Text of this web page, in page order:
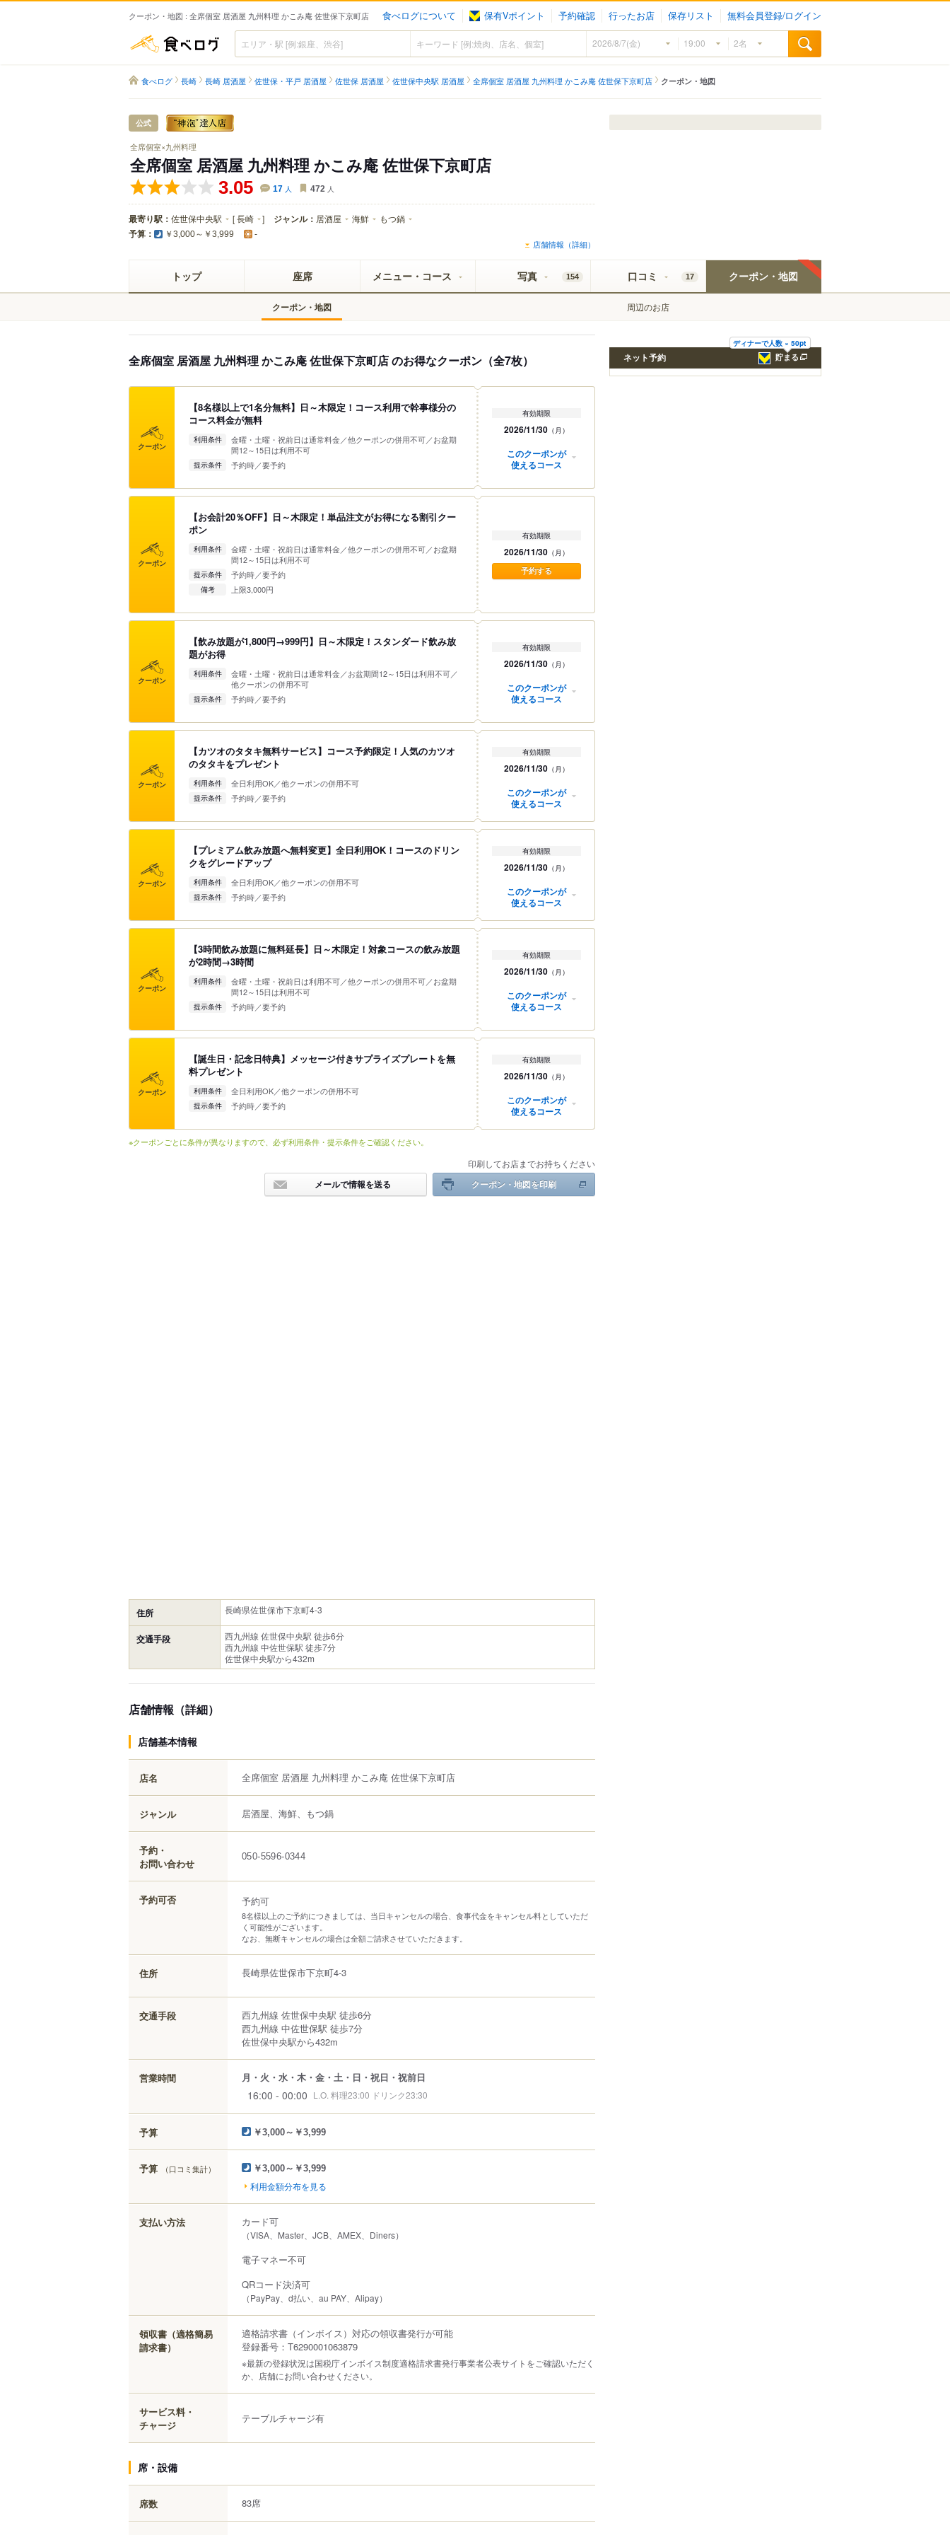
クーポン・地図 : 全席個室 居酒屋 九州料理 かこみ庵 佐世保下京町店 食べログについて 保有Vポイント 予約確認 行ったお店 保存リスト 無料会員登録/ログイン
食べログ
食べログ 長崎 長崎 居酒屋 佐世保・平戸 居酒屋 佐世保 居酒屋 佐世保中央駅 居酒屋 全席個室 居酒屋 九州料理 かこみ庵 佐世保下京町店 クーポン・地図
公式
全席個室×九州料理
全席個室 居酒屋 九州料理 かこみ庵 佐世保下京町店
3.05 17 人 472 人
最寄り駅： 佐世保中央駅 [長崎 ] ジャンル： 居酒屋 海鮮 もつ鍋
予算： ￥3,000～￥3,999 -
店舗情報（詳細）
トップ 座席 メニュー・コース 写真 154 口コミ 17 クーポン・地図
クーポン・地図 周辺のお店
全席個室 居酒屋 九州料理 かこみ庵 佐世保下京町店 のお得なクーポン（全7枚）
クーポン
【8名様以上で1名分無料】日～木限定！コース利用で幹事様分の
コース料金が無料
利用条件
金曜・土曜・祝前日は通常料金／他クーポンの併用不可／お盆期
間12～15日は利用不可
提示条件 予約時／要予約
有効期限
2026/11/30 （月）
このクーポンが
使えるコース
クーポン
【お会計20％OFF】日～木限定！単品注文がお得になる割引クー
ポン
利用条件
金曜・土曜・祝前日は通常料金／他クーポンの併用不可／お盆期
間12～15日は利用不可
提示条件 予約時／要予約
備考 上限3,000円
有効期限
2026/11/30 （月）
予約する
クーポン
【飲み放題が1,800円→999円】日～木限定！スタンダード飲み放
題がお得
利用条件
金曜・土曜・祝前日は通常料金／お盆期間12～15日は利用不可／
他クーポンの併用不可
提示条件 予約時／要予約
有効期限
2026/11/30 （月）
このクーポンが
使えるコース
クーポン
【カツオのタタキ無料サービス】コース予約限定！人気のカツオ
のタタキをプレゼント
利用条件 全日利用OK／他クーポンの併用不可
提示条件 予約時／要予約
有効期限
2026/11/30 （月）
このクーポンが
使えるコース
クーポン
【プレミアム飲み放題へ無料変更】全日利用OK！コースのドリン
クをグレードアップ
利用条件 全日利用OK／他クーポンの併用不可
提示条件 予約時／要予約
有効期限
2026/11/30 （月）
このクーポンが
使えるコース
クーポン
【3時間飲み放題に無料延長】日～木限定！対象コースの飲み放題
が2時間→3時間
利用条件
金曜・土曜・祝前日は利用不可／他クーポンの併用不可／お盆期
間12～15日は利用不可
提示条件 予約時／要予約
有効期限
2026/11/30 （月）
このクーポンが
使えるコース
クーポン
【誕生日・記念日特典】メッセージ付きサプライズプレートを無
料プレゼント
利用条件 全日利用OK／他クーポンの併用不可
提示条件 予約時／要予約
有効期限
2026/11/30 （月）
このクーポンが
使えるコース
※クーポンごとに条件が異なりますので、必ず利用条件・提示条件をご確認ください。
印刷してお店までお持ちください
メールで情報を送る クーポン・地図を印刷
住所 長崎県佐世保市下京町4-3
交通手段
西九州線 佐世保中央駅 徒歩6分
西九州線 中佐世保駅 徒歩7分
佐世保中央駅から432m
店舗情報（詳細）
店舗基本情報
店名 全席個室 居酒屋 九州料理 かこみ庵 佐世保下京町店
ジャンル 居酒屋、海鮮、もつ鍋
予約・
お問い合わせ
050-5596-0344
予約可否 予約可
8名様以上のご予約につきましては、当日キャンセルの場合、食事代金をキャンセル料としていただ
く可能性がございます。
なお、無断キャンセルの場合は全額ご請求させていただきます。
住所 長崎県佐世保市下京町4-3
交通手段
西九州線 佐世保中央駅 徒歩6分
西九州線 中佐世保駅 徒歩7分
佐世保中央駅から432m
営業時間 月・火・水・木・金・土・日・祝日・祝前日
16:00 - 00:00 L.O. 料理23:00 ドリンク23:30
予算 ￥3,000～￥3,999
予算 （口コミ集計） ￥3,000～￥3,999
利用金額分布を見る
支払い方法 カード可
（VISA、Master、JCB、AMEX、Diners）
電子マネー不可
QRコード決済可
（PayPay、d払い、au PAY、Alipay）
領収書（適格簡易
請求書）
適格請求書（インボイス）対応の領収書発行が可能
登録番号：T6290001063879
※最新の登録状況は国税庁インボイス制度適格請求書発行事業者公表サイトをご確認いただく
か、店舗にお問い合わせください。
サービス料・
チャージ
テーブルチャージ有
席・設備
席数 83席
ディナーで人数 × 50pt
貯まる
ネット予約